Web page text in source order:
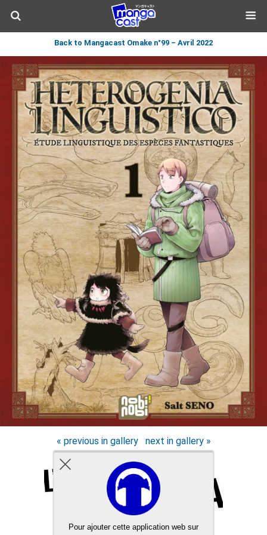
Back to Mangacast Omake n°99 – Avril 2022
« previous in gallery next in gallery »